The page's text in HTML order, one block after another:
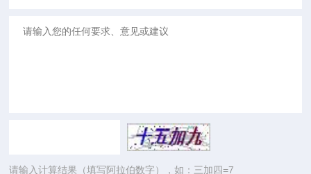
请输入计算结果（填写阿拉伯数字），如：三加四=7